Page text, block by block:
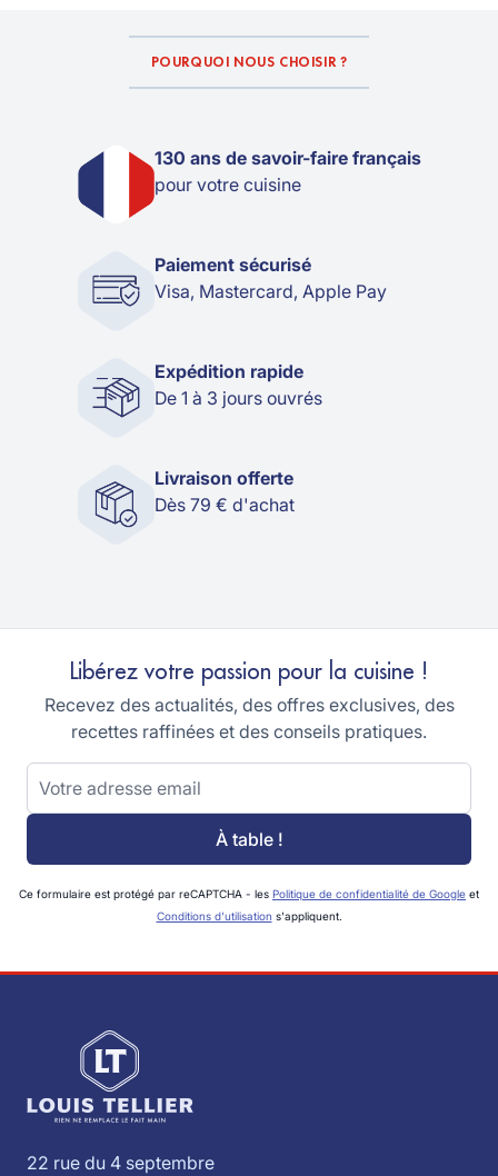
POURQUOI NOUS CHOISIR ?
130 ans de savoir-faire français
pour votre cuisine
Paiement sécurisé
Visa, Mastercard, Apple Pay
Expédition rapide
De 1 à 3 jours ouvrés
Livraison offerte
Dès 79 € d'achat
Libérez votre passion pour la cuisine !
Recevez des actualités, des offres exclusives, des
recettes raffinées et des conseils pratiques.
À table !
Ce formulaire est protégé par reCAPTCHA - les Politique de confidentialité de Google et
Conditions d'utilisation s'appliquent.
22 rue du 4 septembre